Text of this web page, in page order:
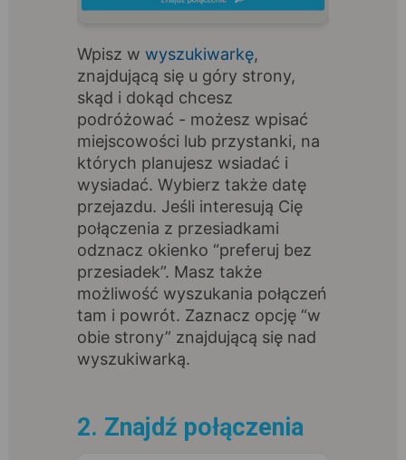
Wpisz w wyszukiwarkę,
znajdującą się u góry strony,
skąd i dokąd chcesz
podróżować - możesz wpisać
miejscowości lub przystanki, na
których planujesz wsiadać i
wysiadać. Wybierz także datę
przejazdu. Jeśli interesują Cię
połączenia z przesiadkami
odznacz okienko “preferuj bez
przesiadek”. Masz także
możliwość wyszukania połączeń
tam i powrót. Zaznacz opcję “w
obie strony” znajdującą się nad
wyszukiwarką.
2. Znajdź połączenia